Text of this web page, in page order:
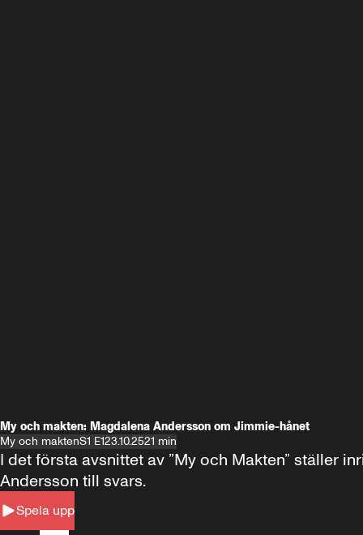
My och makten: Magdalena Andersson om Jimmie-hånet
My och maktenS1 E123.10.2521 min
Spela upp
I det första avsnittet av ”My och Makten” ställer
Andersson till svars.